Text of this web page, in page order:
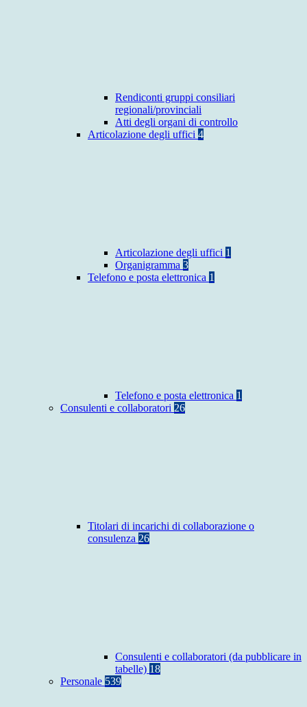
Rendiconti gruppi consiliari
regionali/provinciali
Atti degli organi di controllo
Articolazione degli uffici 4
Articolazione degli uffici 1
Organigramma 3
Telefono e posta elettronica 1
Telefono e posta elettronica 1
Consulenti e collaboratori 26
Titolari di incarichi di collaborazione o
consulenza 26
Consulenti e collaboratori (da pubblicare in
tabelle) 18
Personale 539